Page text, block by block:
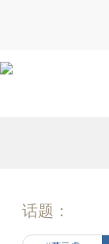
话题：